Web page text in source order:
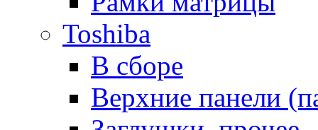
Toshiba
В сборе
Верхние панели